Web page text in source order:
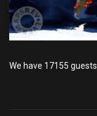
We have 17155